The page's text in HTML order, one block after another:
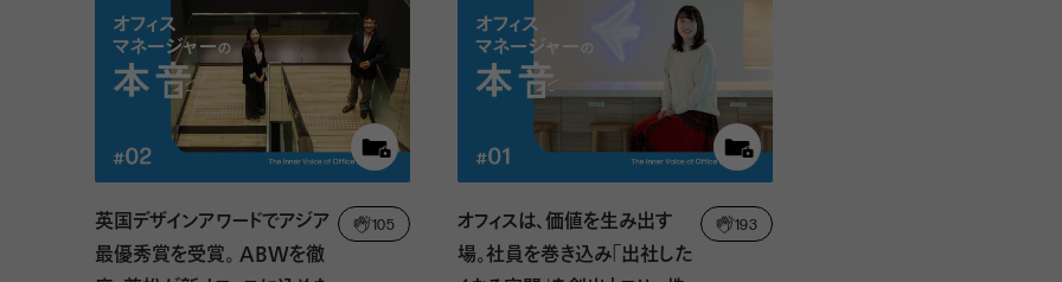
英国デザインアワードでアジア
最優秀賞を受賞。 ABWを徹
105
オフィスは、価値を生み出す
場。社員を巻き込み「出社した
193